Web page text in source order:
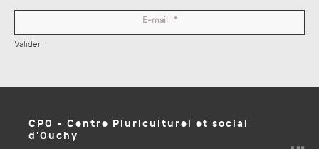
E-mail *
Valider
CPO - Centre Pluriculturel et social
d'Ouchy